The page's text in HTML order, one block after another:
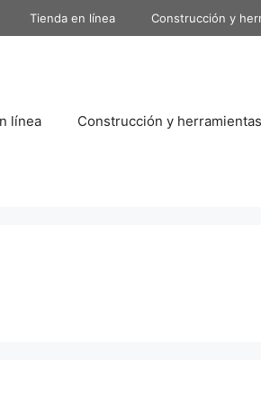
Tienda en línea Construcción y
línea Construcción y herramientas